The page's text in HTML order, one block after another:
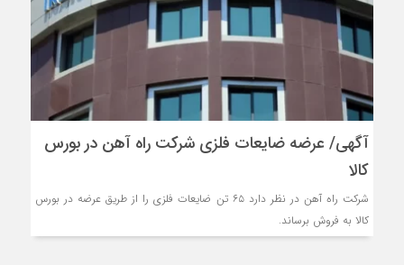
آگهی/ عرضه ضایعات فلزی شرکت راه ‌آهن در بورس
کالا
شرکت راه ‌آهن در نظر دارد ٦٥ تن ضایعات فلزی را از طریق عرضه در بورس
کالا به فروش برساند.